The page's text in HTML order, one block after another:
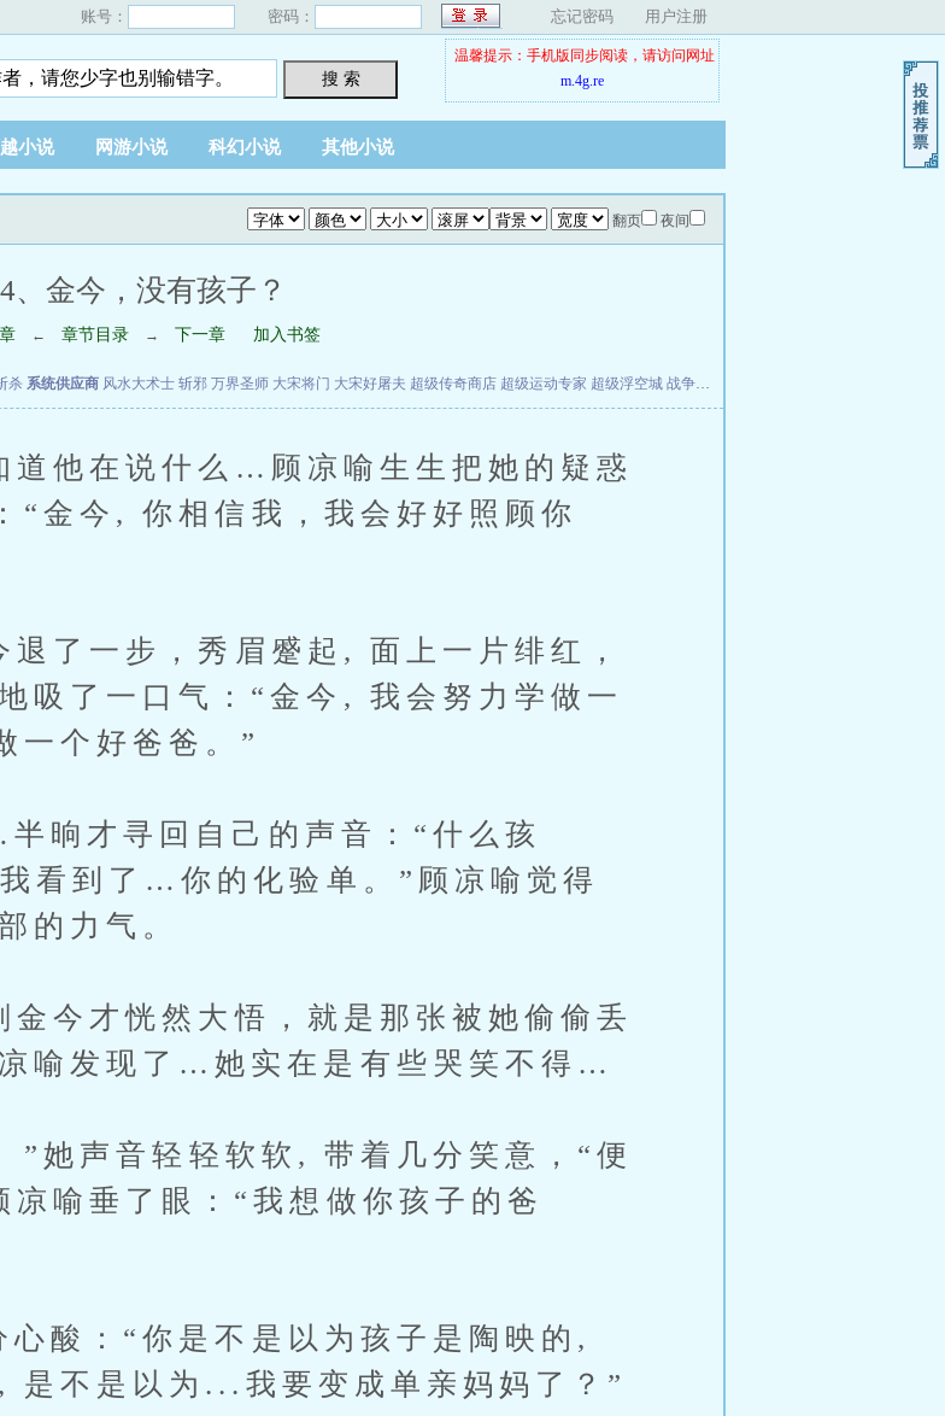
账号： 密码： 忘记密码 用户注册
搜 索
温馨提示：手机版同步阅读，请访问网址
m.4g.re
小说 网游小说 科幻小说 其他小说
翻页 夜间
、金今，没有孩子？
← 章节目录 → 下一章 加入书签
杀 系统供应商 风水大术士 斩邪 万界圣师 大宋将门 大宋好屠夫 超级传奇商店 超级运动专家 超级浮空城 战争天堂
他在说什么…顾凉喻生生把她的疑惑
“金今, 你相信我，我会好好照顾你
了一步，秀眉蹙起, 面上一片绯红，
吸了一口气：“金今, 我会努力学做一
一个好爸爸。”
晌才寻回自己的声音：“什么孩
看到了…你的化验单。”顾凉喻觉得
的力气。
今才恍然大悟，就是那张被她偷偷丢
喻发现了…她实在是有些哭笑不得…
她声音轻轻软软, 带着几分笑意，“便
喻垂了眼：“我想做你孩子的爸
酸：“你是不是以为孩子是陶映的,
是不是以为...我要变成单亲妈妈了？”